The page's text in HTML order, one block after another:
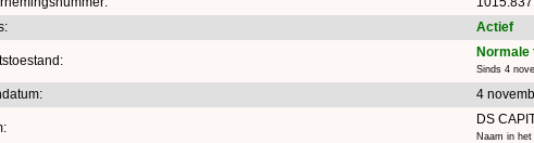
Actief
Normale
Sinds 4
4
DS
Naam in